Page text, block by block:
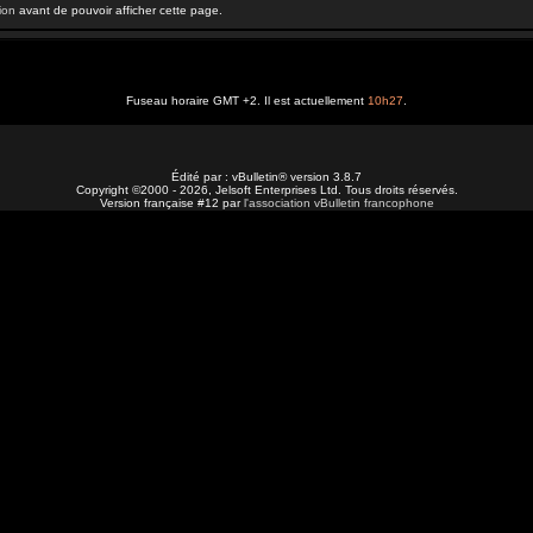
avant de pouvoir afficher cette page.
Fuseau horaire GMT +2. Il est actuellement 10h27
Édité par : vBulletin® version 3.8.7
Copyright ©2000 - 2026, Jelsoft Enterprises Ltd. Tous droits réservés.
Version française #12 parl'association vBulletin francophone